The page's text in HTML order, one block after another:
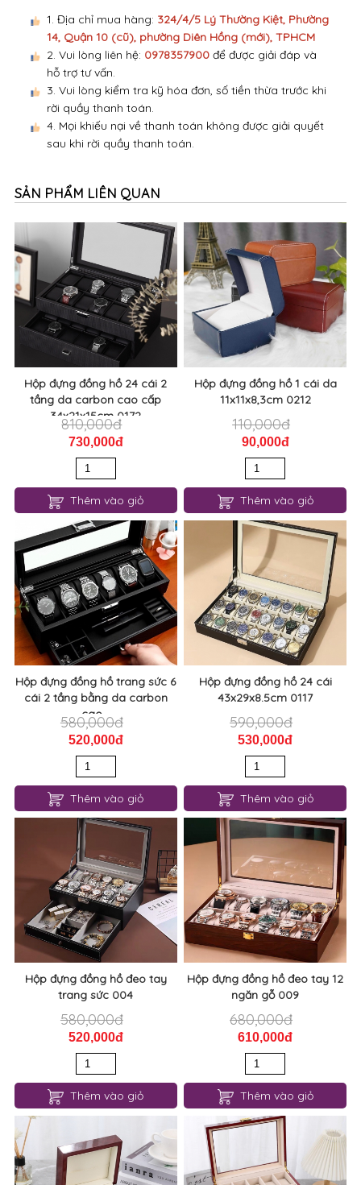
1. Địa chỉ mua hàng: 324/4/5 Lý Thường Kiệt, Phường
14, Quận 10 (cũ), phường Diên Hồng (mới), TPHCM
2. Vui lòng liên hệ: 0978357900để được giải đáp và
hỗ trợ tư vấn.
3. Vui lòng kiểm tra kỹ hóa đơn, số tiền thừa trước khi
rời quầy thanh toán.
4. Mọi khiếu nại về thanh toán không được giải quyết
sau khi rời quầy thanh toán.
SẢN PHẨM LIÊN QUAN
Hộp đựng đồng hồ 24 cái 2
tầng da carbon cao cấp
34x21x15cm 0172
810,000đ
730,000đ
Thêm vào giỏ
Hộp đựng đồng hồ 1 cái da
11x11x8,3cm 0212
110,000đ
90,000đ
Thêm vào giỏ
Hộp đựng đồng hồ trang sức 6
cái 2 tầng bằng da carbon
cao...
580,000đ
520,000đ
Thêm vào giỏ
Hộp đựng đồng hồ 24 cái
43x29x8.5cm 0117
590,000đ
530,000đ
Thêm vào giỏ
Hộp đựng đồng hồ đeo tay
trang sức 004
580,000đ
520,000đ
Thêm vào giỏ
Hộp đựng đồng hồ đeo tay 12
ngăn gỗ 009
680,000đ
610,000đ
Thêm vào giỏ